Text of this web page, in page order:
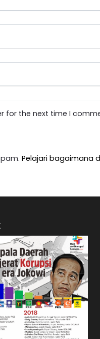
for the next time I
Pelajari bagaimana